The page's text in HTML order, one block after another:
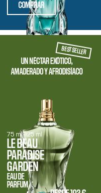
COMPRAR
BEST SELLER
UN NÉCTAR EXÓTICO,
AMADERADO Y AFRODISÍACO
LE BEAU
PARADISE
GARDEN
EAU DE
PARFUM
75 ml 125 ml